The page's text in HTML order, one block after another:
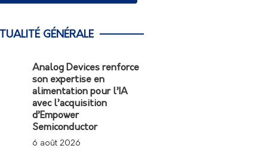
GÉNÉRALE
Analog Devices renforce
son expertise en
alimentation pour l’IA
avec l’acquisition
d’Empower
Semiconductor
6 août 2026